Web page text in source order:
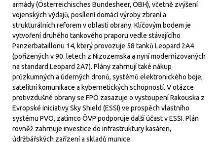
armády (Österreichisches Bundesheer, ÖBH), včetně zvýšení
vojenských výdajů, posílení domácí výroby zbraní a
strukturálních reforem v oblasti obrany. Klíčovým bodem je
vytvoření druhého tankového praporu vedle stávajícího
Panzerbataillonu 14, který provozuje 58 tanků Leopard 2A4
(pořízených v 90. letech z Nizozemska a nyní modernizovaných
na standard Leopard 2A7). Plány zahrnují také nákup
průzkumných a úderných dronů, systémů elektronického boje,
satelitní komunikace a kybernetických schopností. V otázce
protivzdušné obrany se FPÖ zasazuje o vystoupení Rakouska z
Evropské iniciativy Sky Shield (ESSI) ve prospěch vlastního
systému PVO, zatímco ÖVP podporuje další účast v ESSI. Plán
rovněž zahrnuje investice do infrastruktury kasáren,
údržbářských zařízení a skladů munice.